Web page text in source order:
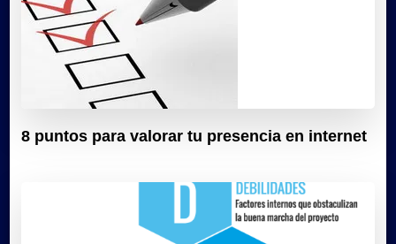
8 puntos para valorar tu presencia en internet